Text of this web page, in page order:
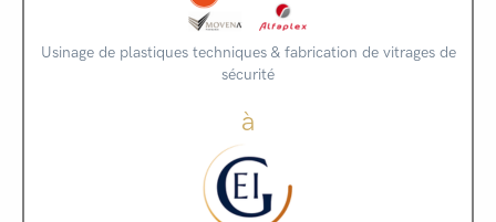
Usinage de plastiques techniques & fabrication de vitrages de
sécurité
à